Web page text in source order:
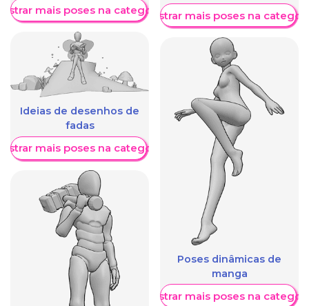
mais poses na categoria
Ideias de desenhos de
fadas
mais poses na categoria
Mostrar mais poses na
Poses dinâmicas de
manga
Mostrar mais poses na